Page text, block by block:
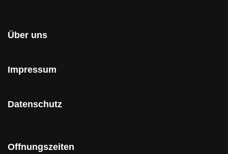
Über uns
Impressum
Datenschutz
Offnungszeiten